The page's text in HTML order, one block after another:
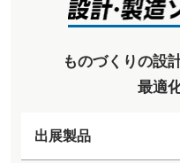
ものづくりの設
最適
出展製品